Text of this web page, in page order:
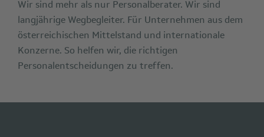
Wir sind mehr als nur Personalberater. Wir sind
langjährige Wegbegleiter. Für Unternehmen aus dem
österreichischen Mittelstand und internationale
Konzerne. So helfen wir, die richtigen
Personalentscheidungen zu treffen.